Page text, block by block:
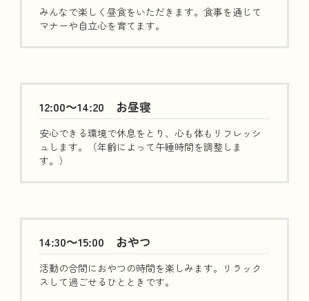
みんなで楽しく昼食をいただきます。食事を通じて
マナーや自立心を育てます。
12:00～14:20 お昼寝
安心できる環境で休息をとり、心も体もリフレッシ
ュします。（年齢によって午睡時間を調整しま
す。）
14:30～15:00 おやつ
活動の合間におやつの時間を楽しみます。リラック
スして過ごせるひとときです。